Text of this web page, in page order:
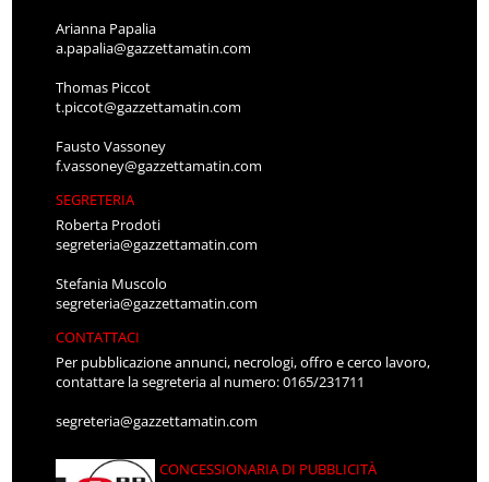
Arianna Papalia
a.papalia@gazzettamatin.com
Thomas Piccot
t.piccot@gazzettamatin.com
Fausto Vassoney
f.vassoney@gazzettamatin.com
SEGRETERIA
Roberta Prodoti
segreteria@gazzettamatin.com
Stefania Muscolo
segreteria@gazzettamatin.com
CONTATTACI
Per pubblicazione annunci, necrologi, offro e cerco lavoro,
contattare la segreteria al numero: 0165/231711
segreteria@gazzettamatin.com
CONCESSIONARIA DI PUBBLICITÀ